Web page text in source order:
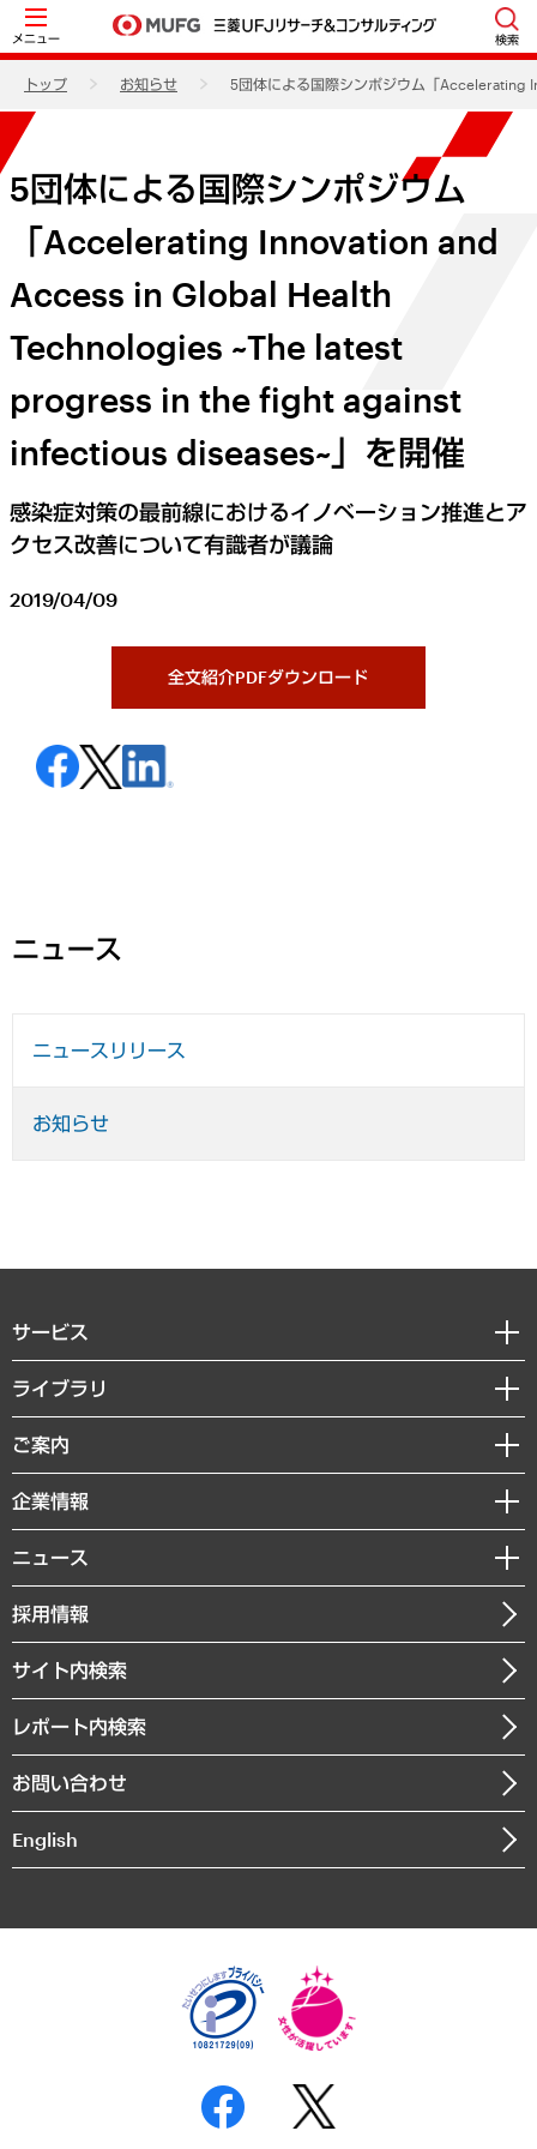
メニュー 検索
トップ お知らせ 5団体による国際シンポジウム「
5団体による国際シンポジウム
「Accelerating Innovation and
Access in Global Health
Technologies ~The latest
progress in the fight against
infectious diseases~」を開催
感染症対策の最前線におけるイノベーション推進とア
クセス改善について有識者が議論
2019/04/09
全文紹介PDFダウンロード
ニュース
ニュースリリース
お知らせ
サービス
経営戦略
組織・人事戦略
デジタルイノベーション
共生・ダイバーシティ
GRC（ガバナンス・リスク・コンプライアンス）・防災（政策）
経済・産業・雇用・労働
まちづくり・観光・交通・スポーツ・スマートシティ
自然資源・農林水産業・食料システム
ライブラリ
経済調査
レポート
コラム
経営用語集
受託・受注実績（官公庁関連）
メディア掲載・出演
ご案内
セミナー・イベント情報
MUFGビジネスセミナー
受託案件情報
企業情報
私たちの想い
社長メッセージ
会社概要
沿革
組織図・本部部室紹介
インドネシア現地法人
個人情報保護方針
反社会的勢力に対する基本方針
ニュース
ニュースリリース
お知らせ
採用情報
サイト内検索
レポート内検索
お問い合わせ
English